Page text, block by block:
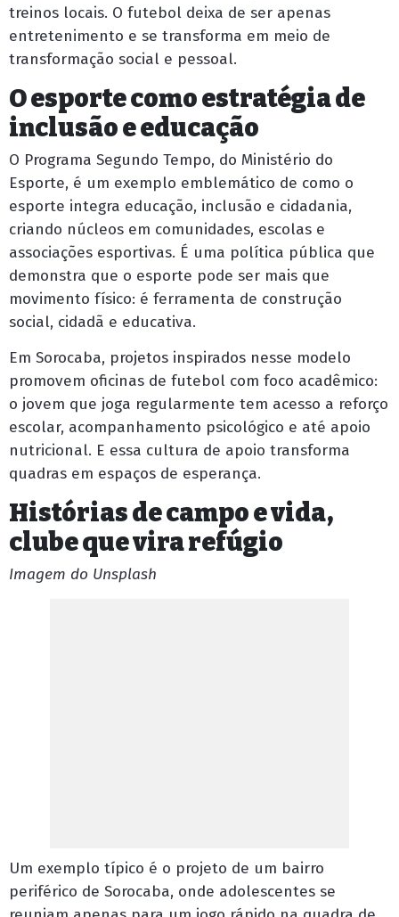
treinos locais. O futebol deixa de ser apenas
entretenimento e se transforma em meio de
transformação social e pessoal.
O esporte como estratégia de
inclusão e educação
O Programa Segundo Tempo, do Ministério do
Esporte, é um exemplo emblemático de como o
esporte integra educação, inclusão e cidadania,
criando núcleos em comunidades, escolas e
associações esportivas. É uma política pública que
demonstra que o esporte pode ser mais que
movimento físico: é ferramenta de construção
social, cidadã e educativa.
Em Sorocaba, projetos inspirados nesse modelo
promovem oficinas de futebol com foco acadêmico:
o jovem que joga regularmente tem acesso a reforço
escolar, acompanhamento psicológico e até apoio
nutricional. E essa cultura de apoio transforma
quadras em espaços de esperança.
Histórias de campo e vida,
clube que vira refúgio
Imagem do Unsplash
Um exemplo típico é o projeto de um bairro
periférico de Sorocaba, onde adolescentes se